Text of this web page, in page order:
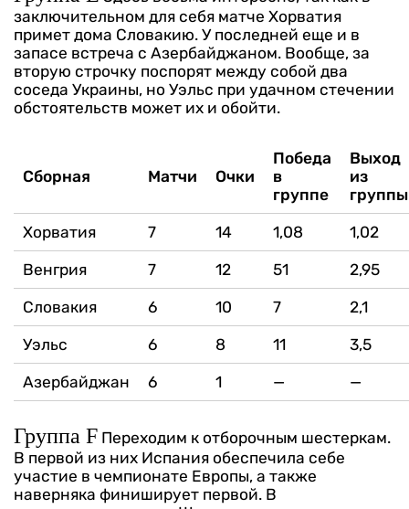
заключительном для себя матче Хорватия
примет дома Словакию. У последней еще и в
запасе встреча с Азербайджаном. Вообще, за
вторую строчку поспорят между собой два
соседа Украины, но Уэльс при удачном стечении
обстоятельств может их и обойти.
Сборная Матчи Очки
Победа
в
группе
Выход
из
группы
Хорватия 7 14 1,08 1,02
Венгрия 7 12 51 2,95
Словакия 6 10 7 2,1
Уэльс 6 8 11 3,5
Азербайджан 6 1 — —
Группа F Переходим к отборочным шестеркам.
В первой из них Испания обеспечила себе
участие в чемпионате Европы, а также
наверняка финиширует первой. В